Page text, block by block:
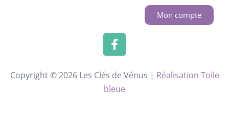
Mon compte
Copyright © 2026 Les Clés de Vénus | Réalisation Toile
bleue